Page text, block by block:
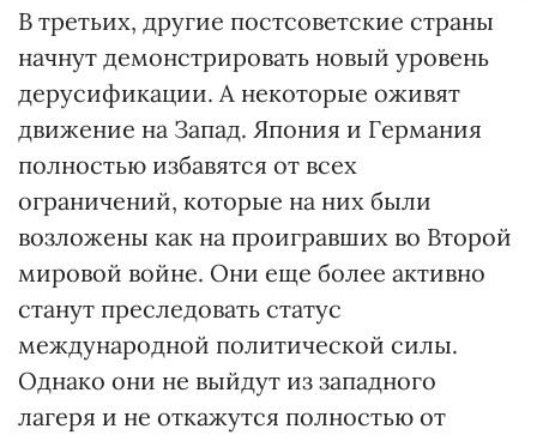
В третьих, другие постсоветские страны
начнут демонстрировать новый уровень
дерусификации. А некоторые оживят
движение на Запад. Япония и Германия
полностью избавятся от всех
ограничений, которые на них были
возложены как на проигравших во Второй
мировой войне. Они еще более активно
станут преследовать статус
международной политической силы.
Однако они не выйдут из западного
лагеря и не откажутся полностью от